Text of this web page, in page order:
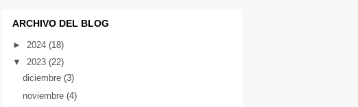
ARCHIVO DEL BLOG
► 2024 (18)
▼ 2023 (22)
diciembre(3)
noviembre(4)